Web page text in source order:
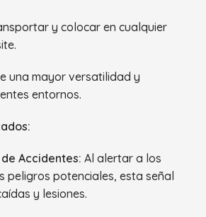
y colocar en cualquier
una mayor versatilidad y
entornos.
Accidentes: Al alertar a los
peligros potenciales, esta señal
y lesiones.